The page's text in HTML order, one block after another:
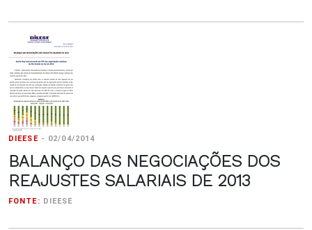
DIEESE- 02/04/2014
BALANÇO DAS NEGOCIAÇÕES DOS
REAJUSTES SALARIAIS DE 2013
FONTE: DIEESE